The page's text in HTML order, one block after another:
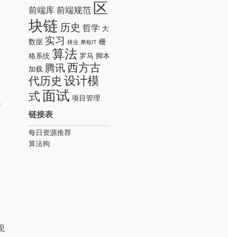
前端库 前端规范 区
块链 历史 哲学 大
数据 实习 择业 摩根IT 栅
格系统 算法 罗马 脚本
加载 腾讯 西方古
代历史 设计模
式 面试 项目管理
链接表
每日资源推荐
算法狗